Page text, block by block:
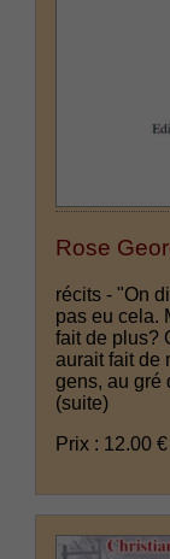
Rose
récits - "On
pas eu cela.
fait de plus?
aurait fait de
gens, au gré
(suite)
Prix : 12.00 €